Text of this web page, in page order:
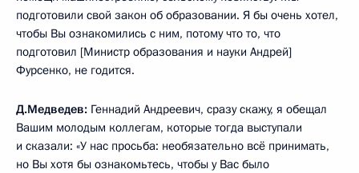
подготовили свой закон об образовании. Я бы очень хотел,
чтобы Вы ознакомились с ним, потому что то, что
подготовил [Министр образования и науки Андрей]
Фурсенко, не годится.
Д.Медведев: Геннадий Андреевич, сразу скажу, я обещал
Вашим молодым коллегам, которые тогда выступали
и сказали: «У нас просьба: необязательно всё принимать,
но Вы хотя бы ознакомьтесь, чтобы у Вас было